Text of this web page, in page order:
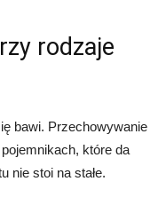
rodzaje
bawi. Przechowywanie
które da
nie stoi na stałe.